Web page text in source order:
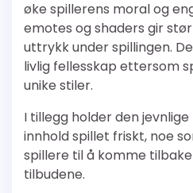
øke spillerens moral og
emotes og shaders gir
uttrykk under spillingen.
livlig fellesskap ettersom
unike stiler.
I tillegg holder den
innhold spillet friskt, noe
spillere til å komme
tilbudene.